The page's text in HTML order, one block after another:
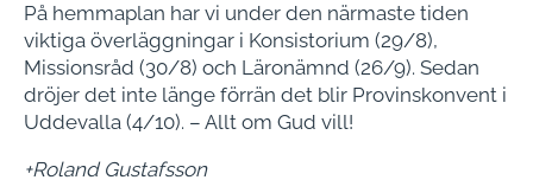
På hemmaplan har vi under den närmaste tiden
viktiga överläggningar i Konsistorium (29/8),
Missionsråd (30/8) och Läronämnd (26/9). Sedan
dröjer det inte länge förrän det blir Provinskonvent i
Uddevalla (4/10). – Allt om Gud vill!
+Roland Gustafsson